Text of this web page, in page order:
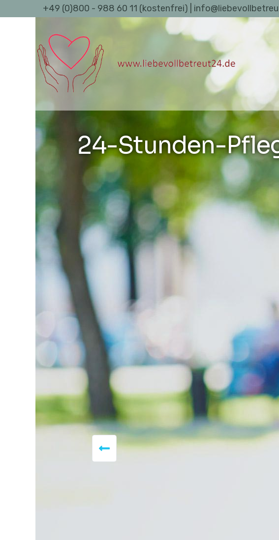
+49 (0)800 - 988 60 11 (kostenfrei) |
24-Stunden-